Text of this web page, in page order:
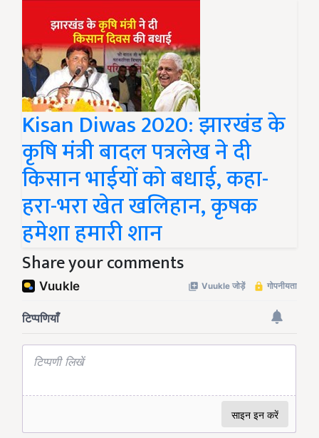
Kisan Diwas 2020: झारखंड के
कृषि मंत्री बादल पत्रलेख ने दी
किसान भाईयों को बधाई, कहा-
हरा-भरा खेत खलिहान, कृषक
हमेशा हमारी शान
Share your comments